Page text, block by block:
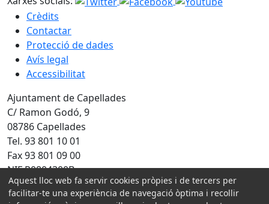
Crèdits
Contactar
Protecció de dades
Avís legal
Accessibilitat
Ajuntament de Capellades
C/ Ramon Godó, 9
08786 Capellades
Tel. 93 801 10 01
Fax 93 801 09 00
NIF P0804300B
Amb la col·laboració de:
Aquest lloc web fa servir cookies pròpies i de tercers per
facilitar-te una experiència de navegació òptima i recollir